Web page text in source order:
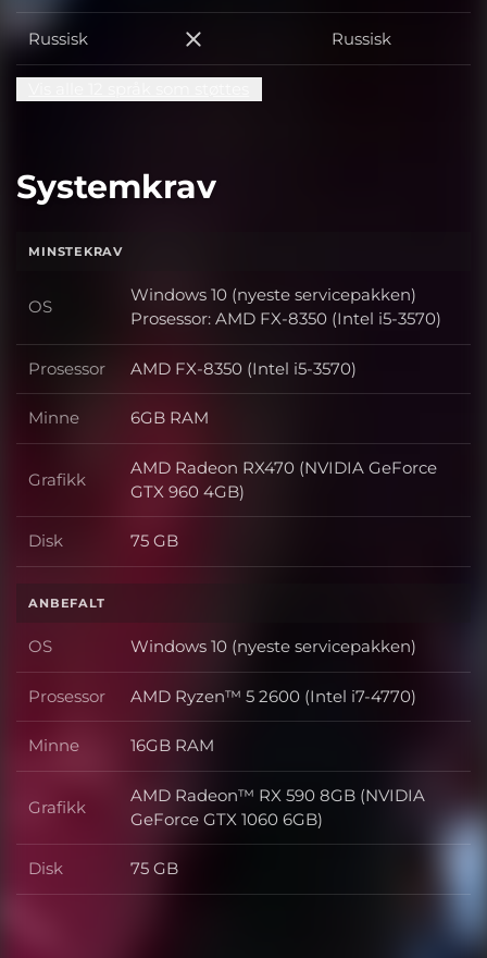
Russisk Russisk Russisk
Systemkrav
MINSTEKRAV
OS OS
Windows 10 (nyeste servicepakken)
Prosessor: AMD FX-8350 (Intel i5-3570)
Prosessor Prosessor
AMD FX-8350 (Intel i5-3570)
Minne Minne
6GB RAM
Grafikk Grafikk
AMD Radeon RX470 (NVIDIA GeForce
GTX 960 4GB)
Disk Disk
75 GB
ANBEFALT
OS OS
Windows 10 (nyeste servicepakken)
Prosessor Prosessor
AMD Ryzen™ 5 2600 (Intel i7-4770)
Minne Minne
16GB RAM
Grafikk Grafikk
AMD Radeon™ RX 590 8GB (NVIDIA
GeForce GTX 1060 6GB)
Disk Disk
75 GB